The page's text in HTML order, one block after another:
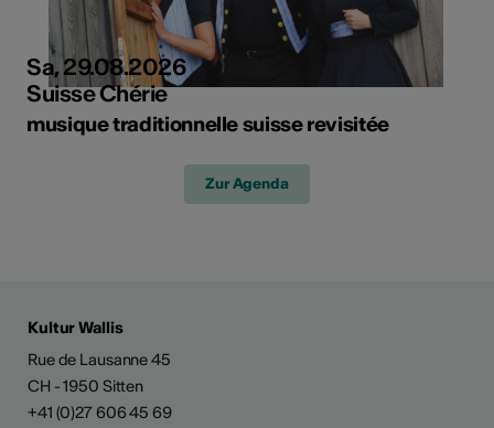
Sa, 29.08.2026
Suisse Chérie
musique traditionnelle suisse revisitée
Zur Agenda
Kultur Wallis
Rue de Lausanne 45
CH - 1950 Sitten
+41 (0)27 606 45 69